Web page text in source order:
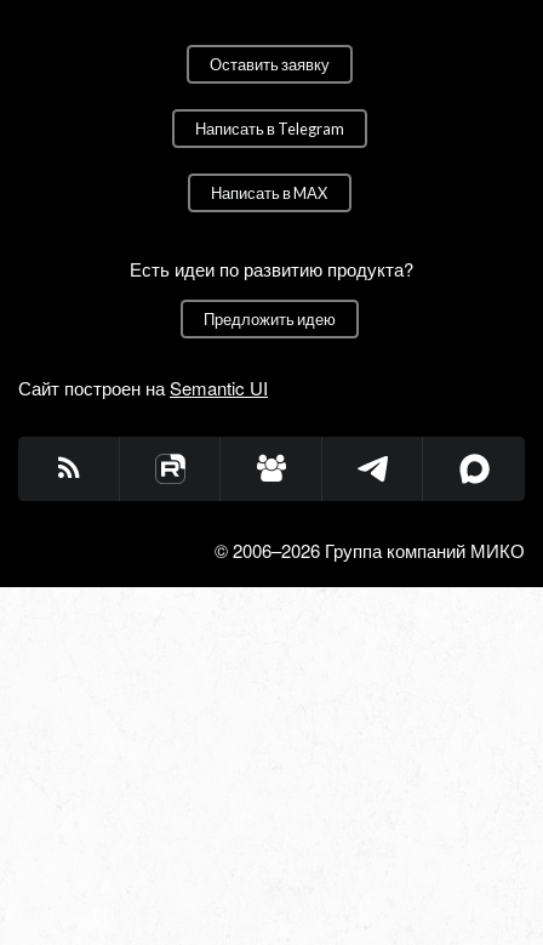
Оставить заявку
Написать в Telegram
Написать в MAX
Есть идеи по развитию продукта?
Предложить идею
Сайт построен наSemantic UI
© 2006–2026 Группа компаний МИКО